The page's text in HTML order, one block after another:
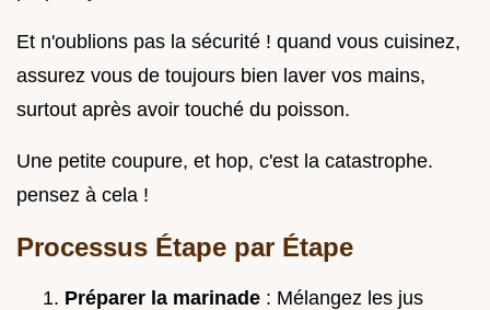
Et n'oublions pas la sécurité ! quand vous cuisinez,
assurez vous de toujours bien laver vos mains,
surtout après avoir touché du poisson.
Une petite coupure, et hop, c'est la catastrophe.
pensez à cela !
Processus Étape par Étape
Préparer la marinade : Mélangez les jus